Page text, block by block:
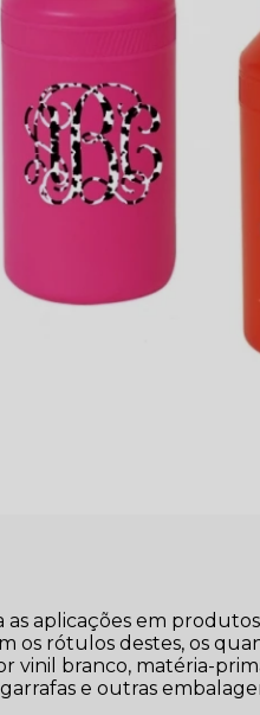
aplicações em
os rótulos destes, os
vinil branco, matéria-
e outras